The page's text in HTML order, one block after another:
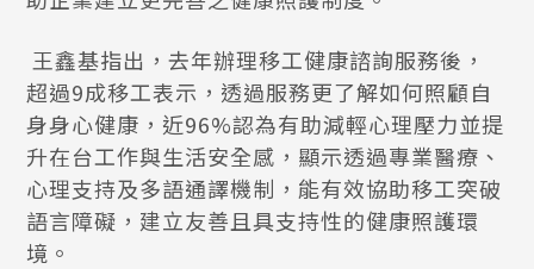
王鑫基指出，去年辦理移工健康諮詢服務後，
超過9成移工表示，透過服務更了解如何照顧自
身身心健康，近96%認為有助減輕心理壓力並提
升在台工作與生活安全感，顯示透過專業醫療、
心理支持及多語通譯機制，能有效協助移工突破
語言障礙，建立友善且具支持性的健康照護環
境。